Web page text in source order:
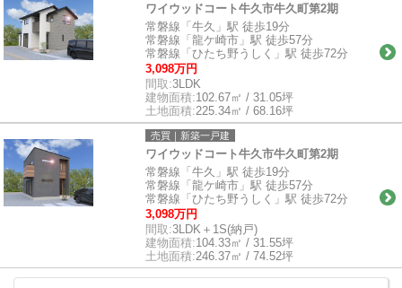
ワイウッドコート牛久市牛久町第2期
常磐線「牛久」駅 徒歩19分
常磐線「龍ケ崎市」駅 徒歩57分
常磐線「ひたち野うしく」駅 徒歩72分
3,098万円
間取:3LDK
建物面積:102.67㎡ / 31.05坪
土地面積:225.34㎡ / 68.16坪
売買｜新築一戸建
ワイウッドコート牛久市牛久町第2期
常磐線「牛久」駅 徒歩19分
常磐線「龍ケ崎市」駅 徒歩57分
常磐線「ひたち野うしく」駅 徒歩72分
3,098万円
間取:3LDK＋1S(納戸)
建物面積:104.33㎡ / 31.55坪
土地面積:246.37㎡ / 74.52坪